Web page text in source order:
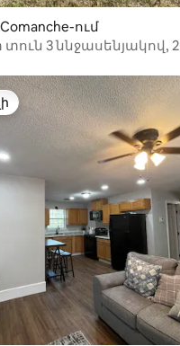
ում
3 ննջասենյակով, 2